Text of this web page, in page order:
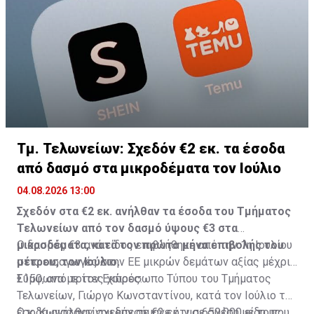
Τμ. Τελωνείων: Σχεδόν €2 εκ. τα έσοδα
από δασμό στα μικροδέματα τον Ιούλιο
04.08.2026 13:00
Σχεδόν στα €2 εκ. ανήλθαν τα έσοδα του Τμήματος
Τελωνείων από τον δασμό ύψους €3 στα
μικροδέματα, κατά τον πρώτο μήνα επιβολής του
μέτρου, τον Ιούλιο.
Ο δασμός €3 ανά είδος επιβλήθηκε από την 1η Ιουλίου
στις εισαγωγές στην ΕΕ μικρών δεμάτων αξίας μέχρι
€150, από τρίτες χώρες.
Σύμφωνα με τον Εκπρόσωπο Τύπου του Τμήματος
Τελωνείων, Γιώργο Κωνσταντίνου, κατά τον Ιούλιο τα